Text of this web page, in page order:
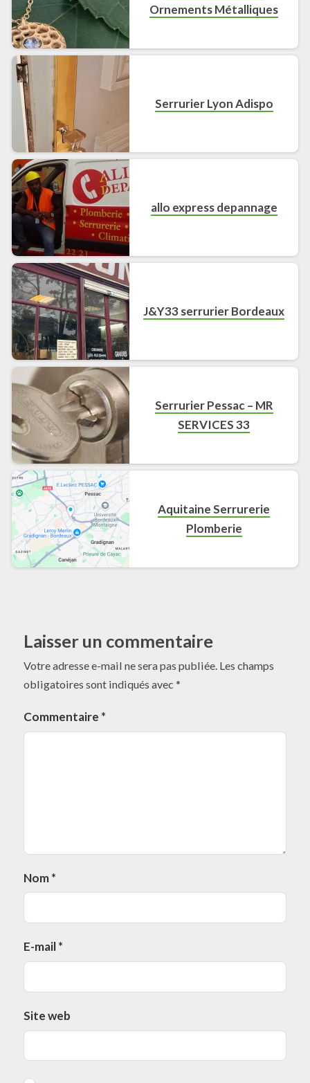
Ornements Métalliques
Serrurier Lyon Adispo
allo express depannage
J&Y33 serrurier Bordeaux
Serrurier Pessac – MR
SERVICES 33
Aquitaine Serrurerie
Plomberie
Laisser un commentaire
Votre adresse e-mail ne sera pas publiée. Les champs
obligatoires sont indiqués avec *
Commentaire *
Nom*
E-mail*
Site web